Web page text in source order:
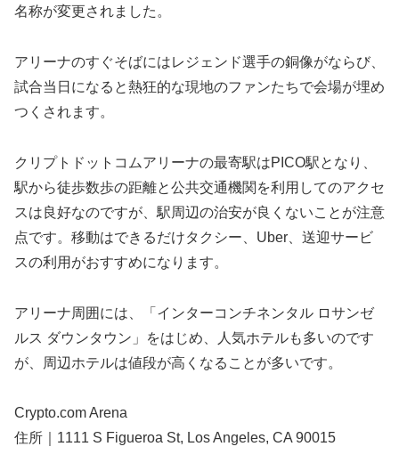
名称が変更されました。
アリーナのすぐそばにはレジェンド選手の銅像がならび、
試合当日になると熱狂的な現地のファンたちで会場が埋め
つくされます。
クリプトドットコムアリーナの最寄駅はPICO駅となり、
駅から徒歩数歩の距離と公共交通機関を利用してのアクセ
スは良好なのですが、駅周辺の治安が良くないことが注意
点です。移動はできるだけタクシー、Uber、送迎サービ
スの利用がおすすめになります。
アリーナ周囲には、「インターコンチネンタル ロサンゼ
ルス ダウンタウン」をはじめ、人気ホテルも多いのです
が、周辺ホテルは値段が高くなることが多いです。
Crypto.com Arena
住所｜1111 S Figueroa St, Los Angeles, CA 90015